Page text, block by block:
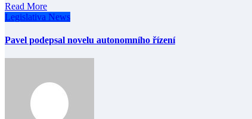
Read More
Legislativa News
Pavel podepsal novelu autonomního řízení